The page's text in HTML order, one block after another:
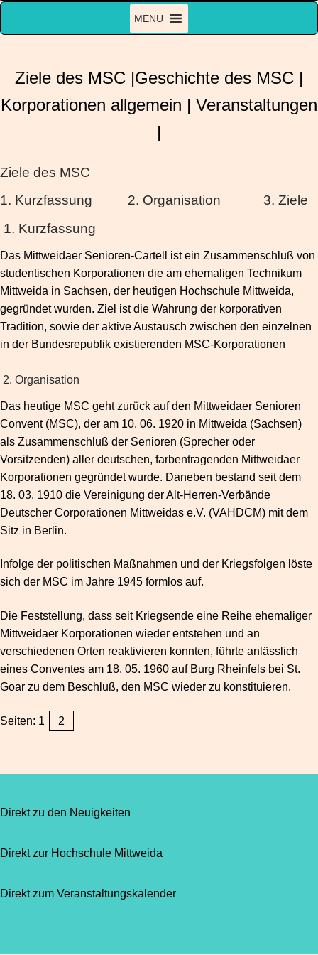
Zum
MENU
Ziele des MSC |Geschichte des MSC |
Korporationen allgemein | Veranstaltungen
|
Ziele des MSC
1. Kurzfassung 2. Organisation 3. Ziele
1. Kurzfassung
Das Mittweidaer Senioren-Cartell ist ein Zusammenschluß von
studentischen Korporationen die am ehemaligen Technikum
Mittweida in Sachsen, der heutigen Hochschule Mittweida,
gegründet wurden. Ziel ist die Wahrung der korporativen
Tradition, sowie der aktive Austausch zwischen den einzelnen
in der Bundesrepublik existierenden MSC-Korporationen
2. Organisation
Das heutige MSC geht zurück auf den Mittweidaer Senioren
Convent (MSC), der am 10. 06. 1920 in Mittweida (Sachsen)
als Zusammenschluß der Senioren (Sprecher oder
Vorsitzenden) aller deutschen, farbentragenden Mittweidaer
Korporationen gegründet wurde. Daneben bestand seit dem
18. 03. 1910 die Vereinigung der Alt-Herren-Verbände
Deutscher Corporationen Mittweidas e.V. (VAHDCM) mit dem
Sitz in Berlin.
Infolge der politischen Maßnahmen und der Kriegsfolgen löste
sich der MSC im Jahre 1945 formlos auf.
Die Feststellung, dass seit Kriegsende eine Reihe ehemaliger
Mittweidaer Korporationen wieder entstehen und an
verschiedenen Orten reaktivieren konnten, führte anlässlich
eines Conventes am 18. 05. 1960 auf Burg Rheinfels bei St.
Goar zu dem Beschluß, den MSC wieder zu konstituieren.
Seiten: 1 2
Direkt zu den Neuigkeiten
Direkt zur Hochschule Mittweida
Direkt zum Veranstaltungskalender